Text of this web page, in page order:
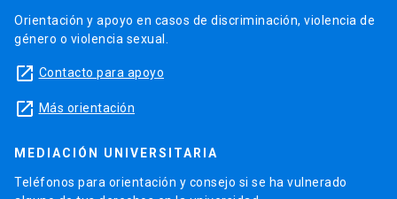
Orientación y apoyo en casos de discriminación, violencia de
género o violencia sexual.
launch Contacto para apoyo
launch Más orientación
MEDIACIÓN UNIVERSITARIA
Teléfonos para orientación y consejo si se ha vulnerado